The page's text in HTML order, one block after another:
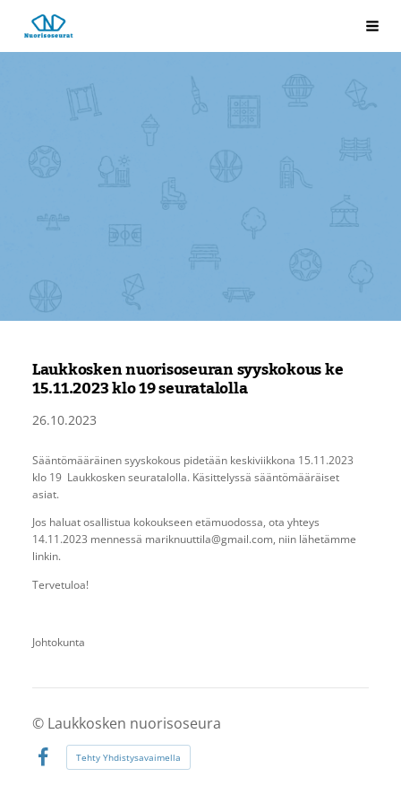
Siirry
sivun
sisältöön
Laukkosken nuorisoseura
Laukkosken nuorisoseuran syyskokous ke
15.11.2023 klo 19 seuratalolla
26.10.2023
Sääntömääräinen syyskokous pidetään keskiviikkona 15.11.2023
klo 19 Laukkosken seuratalolla. Käsittelyssä sääntömääräiset
asiat.
Jos haluat osallistua kokoukseen etämuodossa, ota yhteys
14.11.2023 mennessä mariknuuttila@gmail.com, niin lähetämme
linkin.
Tervetuloa!
Johtokunta
© Laukkosken nuorisoseura
Facebook
Tehty Yhdistysavaimella